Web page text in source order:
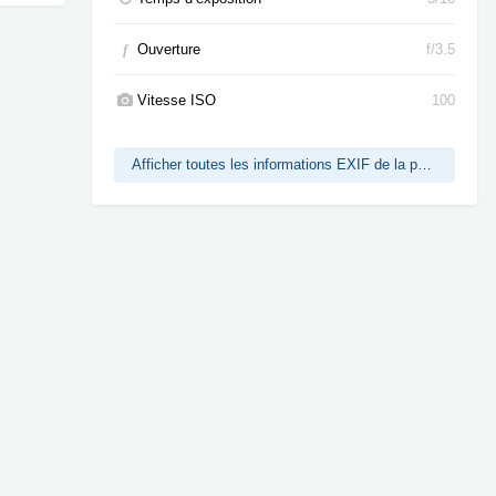
f Ouverture f/3.5
Vitesse ISO 100